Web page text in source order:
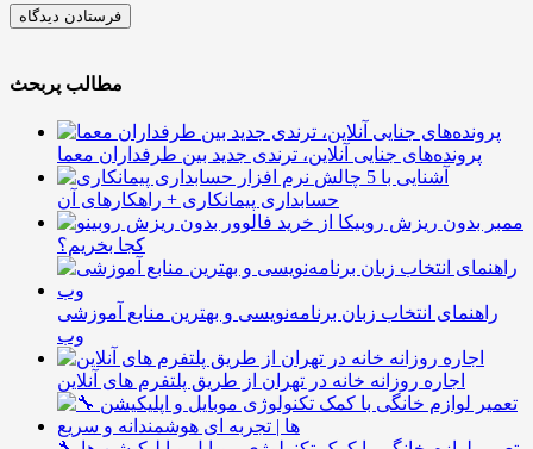
مطالب پربحث
پرونده‌های جنایی آنلاین، ترندی جدید بین طرفداران معما
آشنایی با 5 چالش
حسابداری پیمانکاری + راهکارهای آن
ممبر بدون ریزش روبیکا از
کجا بخریم؟
راهنمای انتخاب زبان برنامه‌نویسی و بهترین منابع آموزشی
وب
اجاره روزانه خانه در تهران از طریق پلتفرم های آنلاین